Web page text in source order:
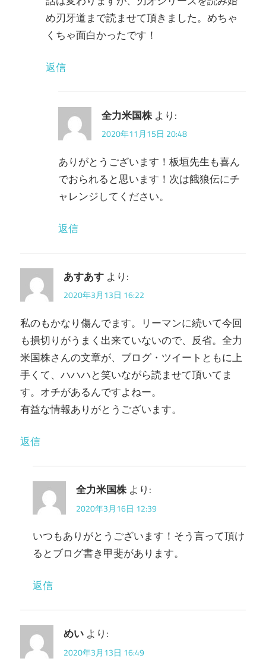
め刃牙道まで読ませて頂きました。めちゃ
くちゃ面白かったです！
返信
全力米国株 より:
2020年11月15日 20:48
ありがとうございます！板垣先生も喜ん
でおられると思います！次は餓狼伝にチ
ャレンジしてください。
返信
あすあす より:
2020年3月13日 16:22
私のもかなり傷んでます。リーマンに続いて今回
も損切りがうまく出来ていないので、反省。全力
米国株さんの文章が、ブログ・ツイートともに上
手くて、ハハハと笑いながら読ませて頂いてま
す。オチがあるんですよねー。
有益な情報ありがとうございます。
返信
全力米国株 より:
2020年3月16日 12:39
いつもありがとうございます！そう言って頂け
るとブログ書き甲斐があります。
返信
めい より:
2020年3月13日 16:49